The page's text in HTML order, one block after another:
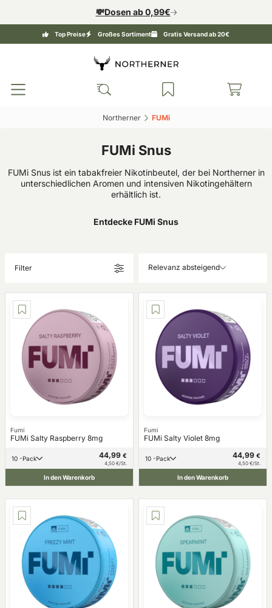
💸Dosen ab 0,99€
Top Preise Großes Sortiment Gratis Versand ab 20€
Northerner‎ FUMi‎
FUMi Snus
FUMi Snus ist ein tabakfreier Nikotinbeutel, der bei Northerner in
unterschiedlichen Aromen und intensiven Nikotingehältern
erhältlich ist.
Entdecke FUMi Snus
Filter Relevanz absteigend
Fumi
FUMi Salty Raspberry 8mg
10 -Pack 44,99 €
4,50 €/St.
In den Warenkorb
Fumi
FUMi Salty Violet 8mg
10 -Pack 44,99 €
4,50 €/St.
In den Warenkorb